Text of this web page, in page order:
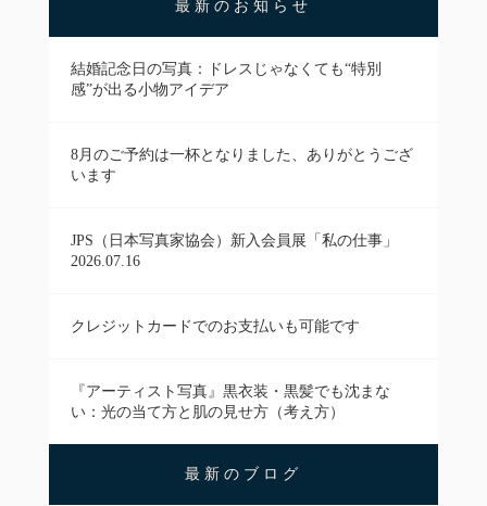
最新のお知らせ
結婚記念日の写真：ドレスじゃなくても“特別
感”が出る小物アイデア
8月のご予約は一杯となりました、ありがとうござ
います
JPS（日本写真家協会）新入会員展「私の仕事」
2026.07.16
クレジットカードでのお支払いも可能です
『アーティスト写真』黒衣装・黒髪でも沈まな
い：光の当て方と肌の見せ方（考え方）
最新のブログ